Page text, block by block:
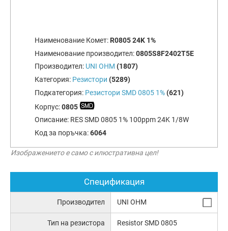
Наименование Комет: R0805 24K 1%
Наименование производител:0805S8F2402T5E
Производител: UNI OHM (1807)
Категория: Резистори (5289)
Подкатегория: Резистори SMD 0805 1% (621)
Корпус:0805
Описание: RES SMD 0805 1% 100ppm 24K 1/8W
Код за поръчка:6064
Изображението е само с илюстративна цел!
Спецификация
Производител UNI OHM
Тип на резистора Resistor SMD 0805